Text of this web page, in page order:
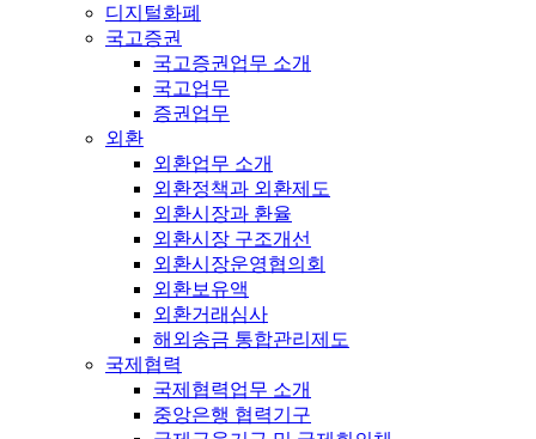
디지털화폐
국고증권
국고증권업무 소개
국고업무
증권업무
외환
외환업무 소개
외환정책과 외환제도
외환시장과 환율
외환시장 구조개선
외환시장운영협의회
외환보유액
외환거래심사
해외송금 통합관리제도
국제협력
국제협력업무 소개
중앙은행 협력기구